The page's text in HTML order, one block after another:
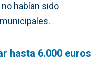
habían sido
hasta 6.000 euros